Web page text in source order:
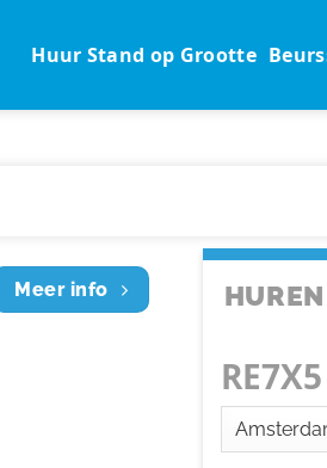
Huur Stand op Grootte
Meer info HUREN